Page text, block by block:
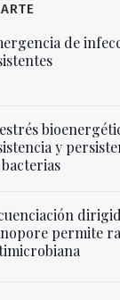
de
y
permite